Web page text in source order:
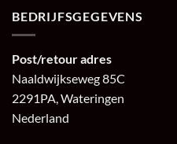
BEDRIJFSGEGEVENS
Post/retour adres
Naaldwijkseweg 85C
2291PA, Wateringen
Nederland